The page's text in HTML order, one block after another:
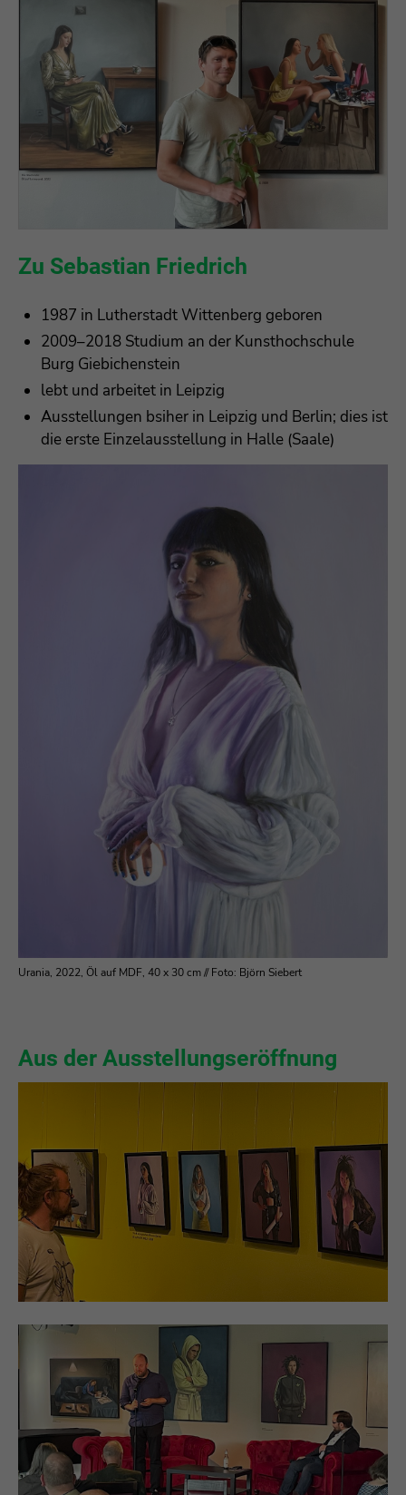
Zu Sebastian Friedrich
1987 in Lutherstadt Wittenberg geboren
2009–2018 Studium an der Kunsthochschule
Burg Giebichenstein
lebt und arbeitet in Leipzig
Ausstellungen bsiher in Leipzig und Berlin; dies ist
die erste Einzelausstellung in Halle (Saale)
Urania, 2022, Öl auf MDF, 40 x 30 cm //Foto: Björn Siebert
Aus der Ausstellungseröffnung